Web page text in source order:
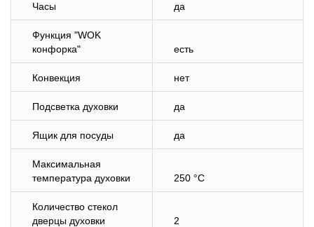
Часы да
Функция "WOK
конфорка"
есть
Конвекция нет
Подсветка духовки да
Ящик для посуды да
Максимальная
температура духовки
250 °C
Количество стекол
дверцы духовки
2